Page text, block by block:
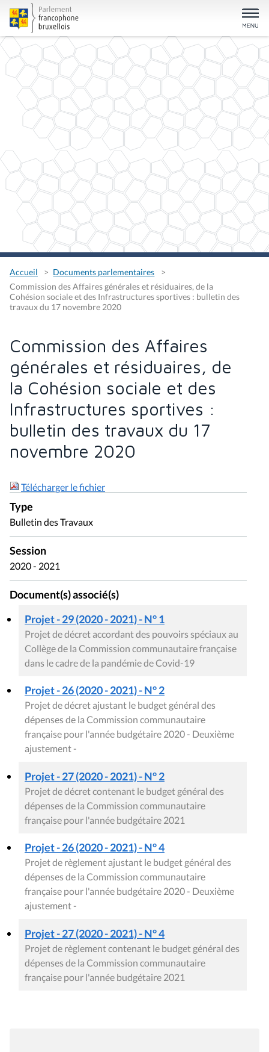
Accueil
Documents parlementaires
Commission des Affaires générales et résiduaires, de la
Cohésion sociale et des Infrastructures sportives : bulletin des
travaux du 17 novembre 2020
Commission des Affaires
générales et résiduaires, de
la Cohésion sociale et des
Infrastructures sportives :
bulletin des travaux du 17
novembre 2020
Télécharger le fichier
Type
Bulletin des Travaux
Session
2020 - 2021
Document(s) associé(s)
Projet - 29 (2020 - 2021) - N° 1
Projet de décret accordant des pouvoirs spéciaux au
Collège de la Commission communautaire française
dans le cadre de la pandémie de Covid-19
Projet - 26 (2020 - 2021) - N° 2
Projet de décret ajustant le budget général des
dépenses de la Commission communautaire
française pour l'année budgétaire 2020 - Deuxième
ajustement -
Projet - 27 (2020 - 2021) - N° 2
Projet de décret contenant le budget général des
dépenses de la Commission communautaire
française pour l'année budgétaire 2021
Projet - 26 (2020 - 2021) - N° 4
Projet de règlement ajustant le budget général des
dépenses de la Commission communautaire
française pour l'année budgétaire 2020 - Deuxième
ajustement -
Projet - 27 (2020 - 2021) - N° 4
Projet de règlement contenant le budget général des
dépenses de la Commission communautaire
française pour l'année budgétaire 2021